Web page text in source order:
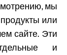
мы
или
сайте. Эти
и